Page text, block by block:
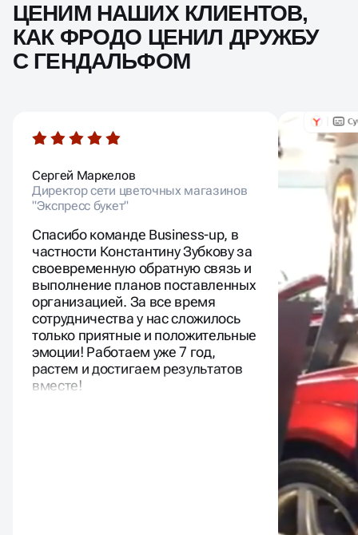
ЦЕНИМ НАШИХ КЛИЕНТОВ,
КАК ФРОДО ЦЕНИЛ ДРУЖБУ
С ГЕНДАЛЬФОМ
Сергей Маркелов
Директор сети цветочных магазинов
"Экспресс букет"
Спасибо команде Business-up, в
частности Константину Зубкову за
своевременную обратную связь и
выполнение планов поставленных
организацией. За все время
сотрудничества у нас сложилось
только приятные и положительные
эмоции! Работаем уже 7 год,
растем и достигаем результатов
вместе!